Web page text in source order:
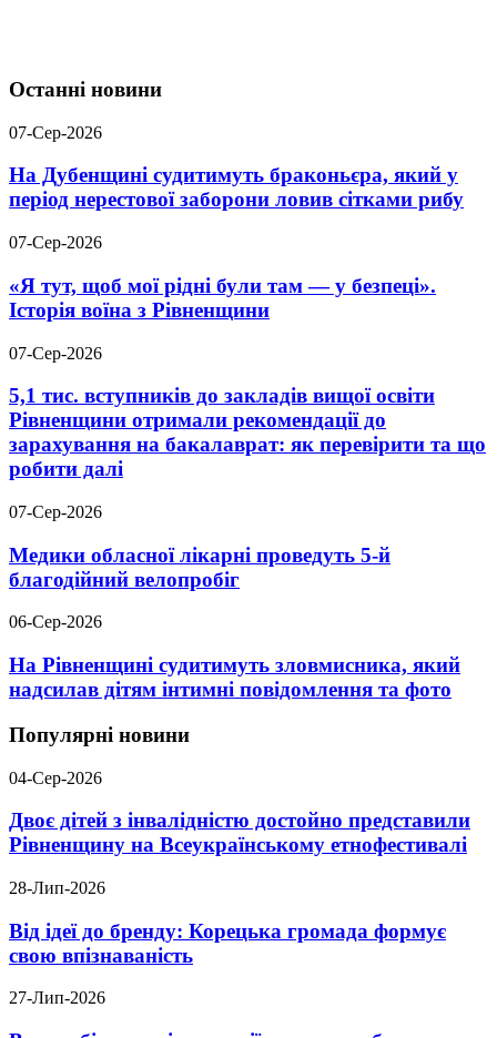
Останні новини
07-Сер-2026
На Дубенщині судитимуть браконьєра, який у
період нерестової заборони ловив сітками рибу
07-Сер-2026
«Я тут, щоб мої рідні були там — у безпеці».
Історія воїна з Рівненщини
07-Сер-2026
5,1 тис. вступників до закладів вищої освіти
Рівненщини отримали рекомендації до
зарахування на бакалаврат: як перевірити та що
робити далі
07-Сер-2026
Медики обласної лікарні проведуть 5-й
благодійний велопробіг
06-Сер-2026
На Рівненщині судитимуть зловмисника, який
надсилав дітям інтимні повідомлення та фото
Популярні новини
04-Сер-2026
Двоє дітей з інвалідністю достойно представили
Рівненщину на Всеукраїнському етнофестивалі
28-Лип-2026
Від ідеї до бренду: Корецька громада формує
свою впізнаваність
27-Лип-2026